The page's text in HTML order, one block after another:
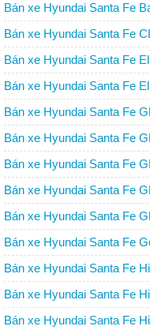
Bán xe Hyundai Santa Fe
Bán xe Hyundai Santa Fe
Bán xe Hyundai Santa Fe
Bán xe Hyundai Santa Fe
Bán xe Hyundai Santa Fe
Bán xe Hyundai Santa Fe
Bán xe Hyundai Santa Fe
Bán xe Hyundai Santa Fe
Bán xe Hyundai Santa Fe
Bán xe Hyundai Santa Fe
Bán xe Hyundai Santa Fe
Bán xe Hyundai Santa Fe
Bán xe Hyundai Santa Fe